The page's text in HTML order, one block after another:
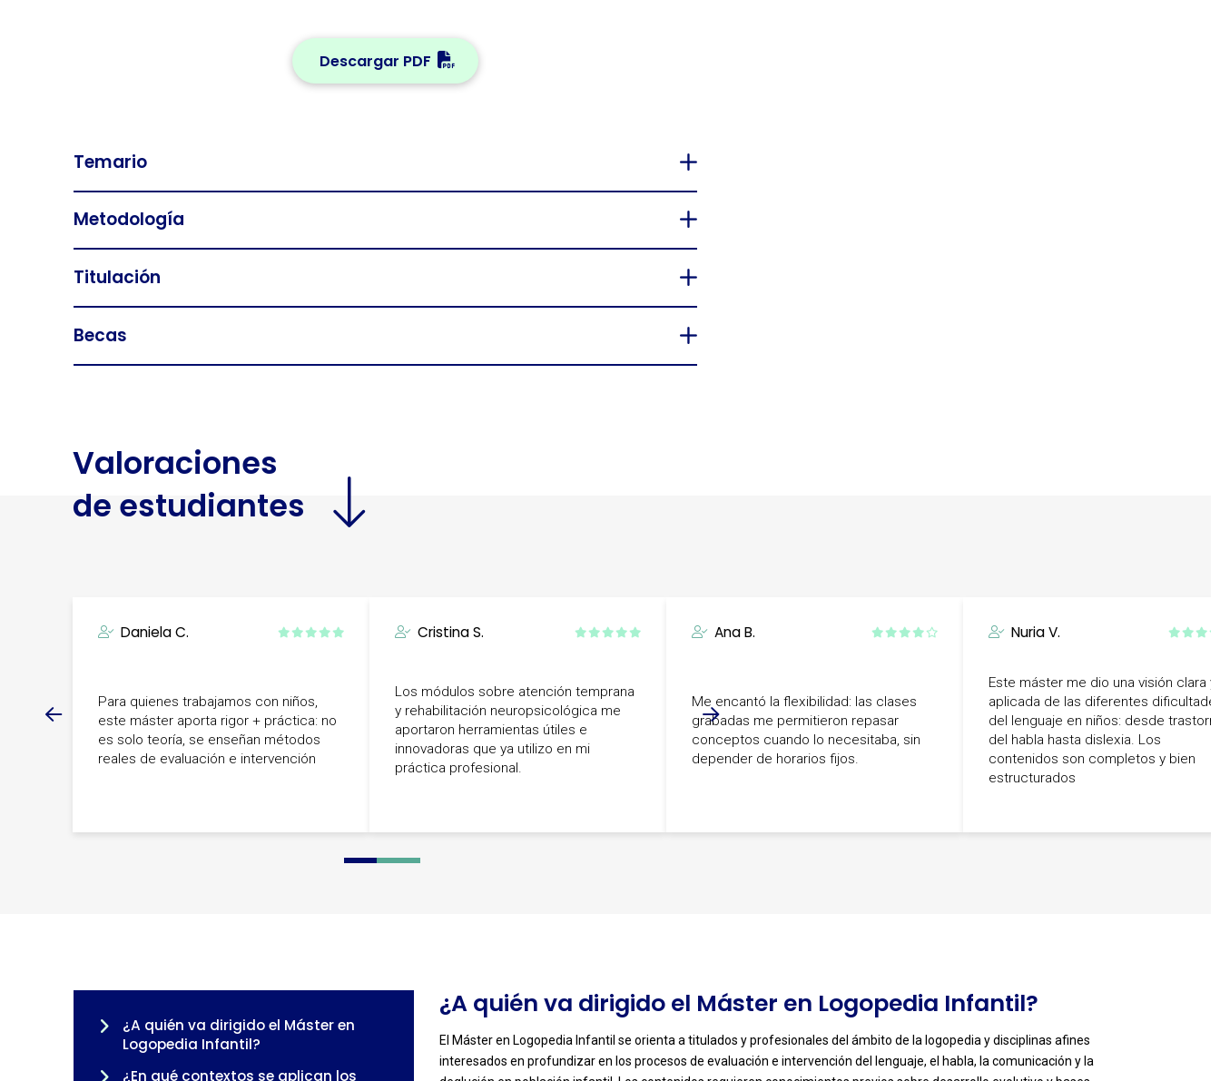
Descargar PDF
Temario
Metodología
Titulación
Becas
Valoraciones
de estudiantes
Daniela C.
Para quienes trabajamos con niños,
este máster aporta rigor + práctica: no
es solo teoría, se enseñan métodos
reales de evaluación e intervención
Cristina S.
Los módulos sobre atención temprana
y rehabilitación neuropsicológica me
aportaron herramientas útiles e
innovadoras que ya utilizo en mi
práctica profesional.
Ana B.
Me encantó la flexibilidad: las clases
grabadas me permitieron repasar
conceptos cuando lo necesitaba, sin
depender de horarios fijos.
Nuria V.
Este máster me dio una visión clara y
aplicada de las diferentes
del lenguaje en niños: desde
del habla hasta dislexia. Los
contenidos son completos y bien
estructurados
0 1 2 3 4
¿A quién va dirigido el Máster en
Logopedia Infantil?
¿En qué contextos se aplican los
¿A quién va dirigido el Máster en Logopedia Infantil?
El Máster en Logopedia Infantil se orienta a titulados y profesionales del ámbito de la logopedia y disciplinas afines
interesados en profundizar en los procesos de evaluación e intervención del lenguaje, el habla, la comunicación y la
-